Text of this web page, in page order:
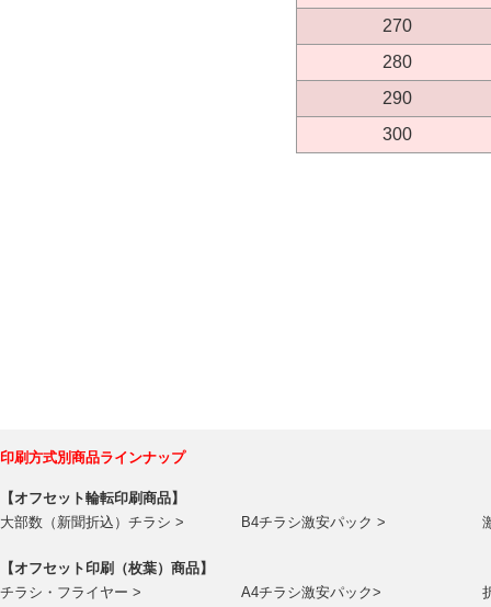
270
280
290
300
印刷方式別商品ラインナップ
【オフセット輪転印刷商品】
大部数（新聞折込）チラシ >
B4チラシ激安パック >
【オフセット印刷（枚葉）商品】
チラシ・フライヤー >
A4チラシ激安パック>